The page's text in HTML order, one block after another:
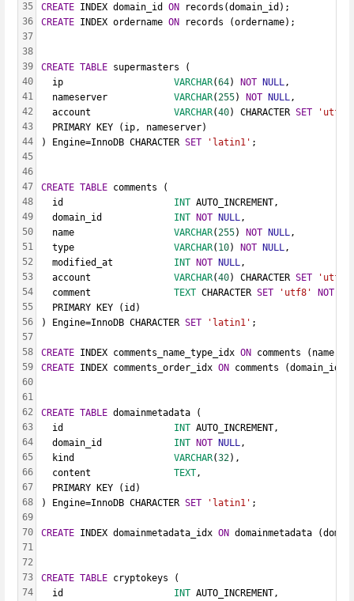
35
36
37
38
39
40
41
42
43
44
45
46
47
48
49
50
51
52
53
54
55
56
57
58
59
60
61
62
63
64
65
66
67
68
69
70
71
72
73
74
CREATE INDEX domain_id ON records(domain_id);
CREATE INDEX ordername ON records (ordername);
CREATE TABLE supermasters (
  ip
VARCHAR(64) NOT NULL,
  nameserver
VARCHAR(255) NOT NULL,
  account
VARCHAR(40) CHARACTER SET
'utf8'
  PRIMARY KEY (ip, nameserver)
) Engine=InnoDB CHARACTER SET 'latin1' ;
CREATE TABLE comments (
  id
INT AUTO_INCREMENT,
  domain_id
INT NOT NULL,
  name
VARCHAR(255) NOT NULL,
  type
VARCHAR( 10) NOT NULL,
  modified_at
INT NOT NULL,
  account
VARCHAR(40) CHARACTER SET 'utf8'
  comment
TEXT CHARACTER SET 'utf8' NOT
  PRIMARY KEY (id)
) Engine=InnoDB CHARACTER SET 'latin1' ;
CREATE INDEX comments_name_type_idx ON comments (name,
CREATE INDEX comments_order_idx ON comments
CREATE TABLE domainmetadata (
  id
INT AUTO_INCREMENT,
  domain_id
INT NOT NULL,
  kind
VARCHAR(32),
  content
TEXT,
  PRIMARY KEY (id)
) Engine=InnoDB CHARACTER SET 'latin1' ;
CREATE INDEX domainmetadata_idx ON domainmetadata
CREATE TABLE cryptokeys (
  id
INT AUTO_INCREMENT,